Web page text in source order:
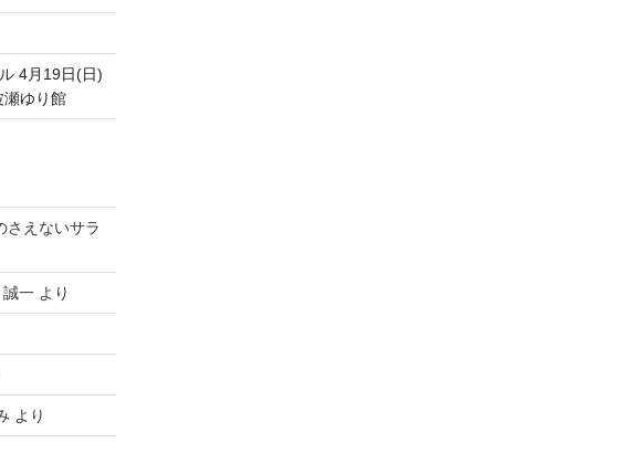
4月19日(日)
瀬ゆり館
さえないサラ
誠一 より
より